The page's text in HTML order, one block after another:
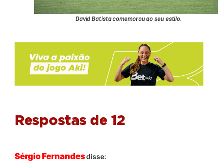
David Batista comemorou ao seu estilo.
Respostas de 12
Sérgio Fernandesdisse: